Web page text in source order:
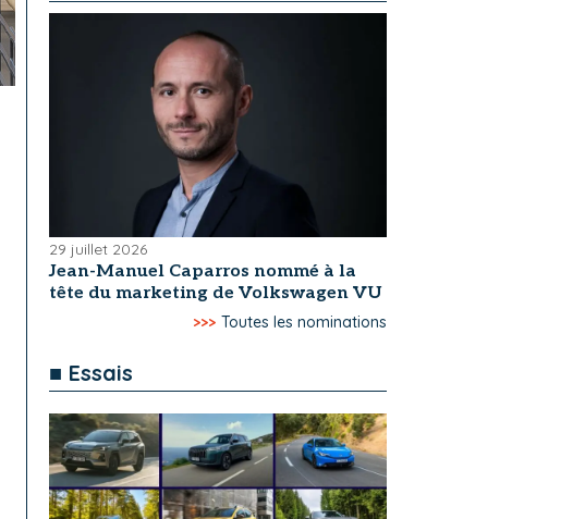
29 juillet 2026
Jean-Manuel Caparros nommé à la
tête du marketing de Volkswagen VU
>>> Toutes les nominations
■ Essais